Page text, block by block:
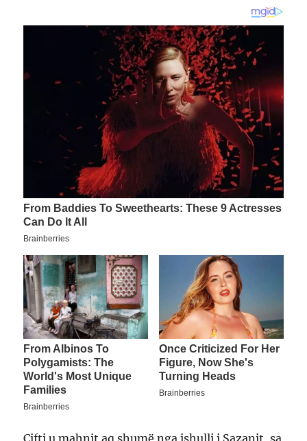
Çifti u mahnit aq shumë nga ishulli i Sazanit, sa